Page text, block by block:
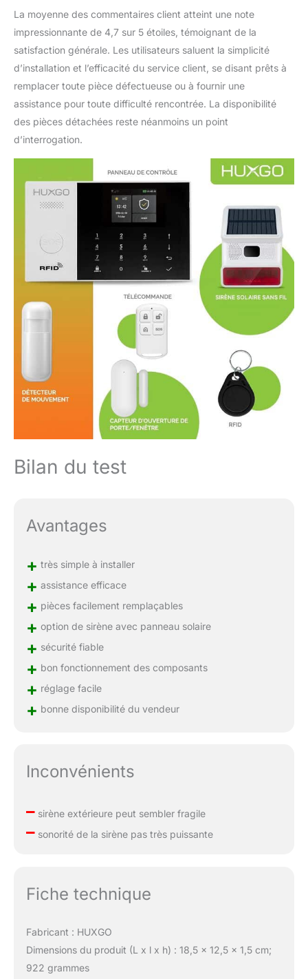
Aucun câblage
supplémentaire n'est
requis, et l'ensemble
contient également les
à l'installation (ruban
adhésif de vis à vis à
goujons) KIT : panneau
mouvement PIR, 7x
détecteur d'ouverture de
porte/fenêtre, 2x
télécommande, 2x porte-
clés RFiD, adaptateur
secteur, piles,
accessoires de montage.
Le kit est extensible à 99
détecteurs..
La moyenne des commentaires client atteint une note
impressionnante de 4,7 sur 5 étoiles, témoignant de la
satisfaction générale. Les utilisateurs saluent la simplicité
d’installation et l’efficacité du service client, se disant prêts à
remplacer toute pièce défectueuse ou à fournir une
assistance pour toute difficulté rencontrée. La disponibilité
des pièces détachées reste néanmoins un point
d’interrogation.
Bilan du test
Avantages
+ très simple à installer
+ assistance efficace
+ pièces facilement remplaçables
+ option de sirène avec panneau solaire
+ sécurité fiable
+ bon fonctionnement des composants
+ réglage facile
+ bonne disponibilité du vendeur
Inconvénients
–sirène extérieure peut sembler fragile
–sonorité de la sirène pas très puissante
Fiche technique
Fabricant : HUXGO
Dimensions du produit (L x l x h) : 18,5 x 12,5 x 1,5 cm;
922 grammes